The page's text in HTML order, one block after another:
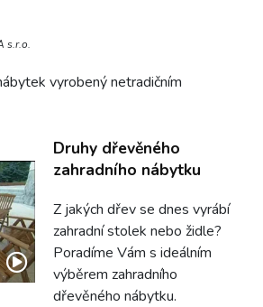
s.r.o.
vyrobený netradičním
Druhy dřevěného
zahradního nábytku
Z jakých dřev se dnes vyrábí
zahradní stolek nebo židle?
Poradíme Vám s ideálním
výběrem zahradního
dřevěného nábytku.